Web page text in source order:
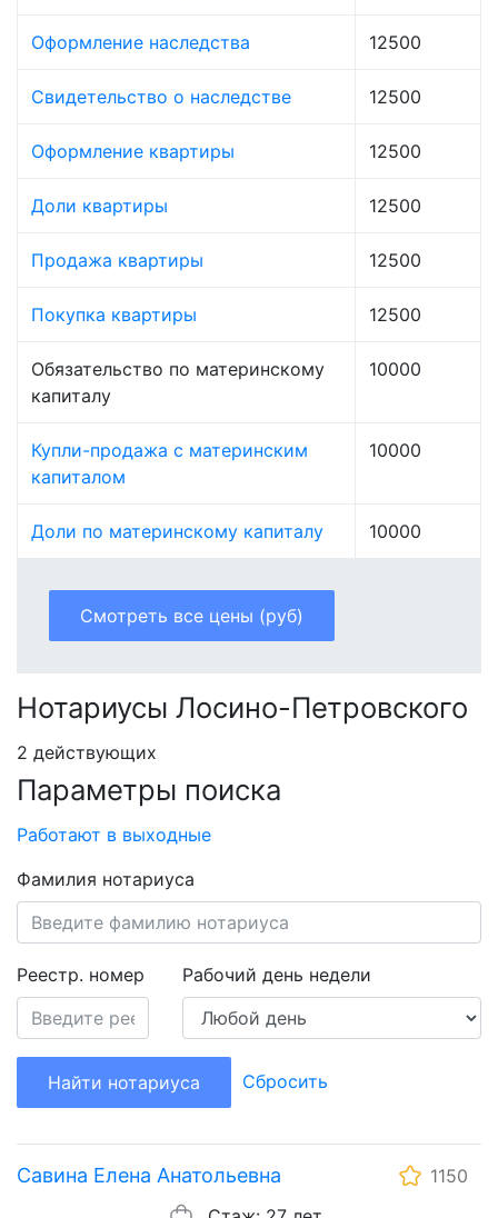
Оформление наследства 12500
Свидетельство о наследстве 12500
Оформление квартиры 12500
Доли квартиры 12500
Продажа квартиры 12500
Покупка квартиры 12500
Обязательство по материнскому
капиталу
10000
Купли-продажа с материнским
капиталом
10000
Доли по материнскому капиталу 10000
Смотреть все цены (руб)
Нотариусы Лосино-Петровского
2 действующих
Параметры поиска
Работают в выходные
Фамилия нотариуса
Реестр. номер Рабочий день недели
Найти нотариуса Сбросить
Савина Елена Анатольевна
1150